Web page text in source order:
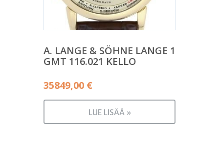
A. LANGE & SÖHNE LANGE 1
GMT 116.021 KELLO
35849,00 €
LUE LISÄÄ »